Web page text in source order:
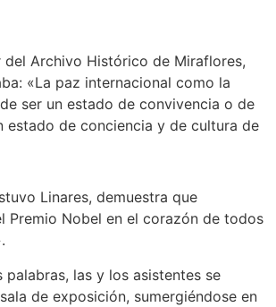
del Archivo Histórico de Miraflores,
«La paz internacional como la
ser un estado de convivencia o de
estado de conciencia y de cultura de
Linares, demuestra que
Premio Nobel en el corazón de todos
palabras, las y los asistentes se
de exposición, sumergiéndose en